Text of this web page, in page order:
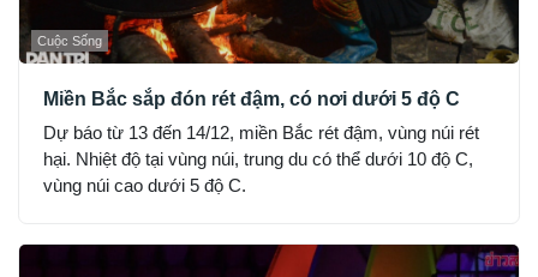
Cuộc Sống
Miền Bắc sắp đón rét đậm, có nơi dưới 5 độ C
Dự báo từ 13 đến 14/12, miền Bắc rét đậm, vùng núi rét
hại. Nhiệt độ tại vùng núi, trung du có thể dưới 10 độ C,
vùng núi cao dưới 5 độ C.